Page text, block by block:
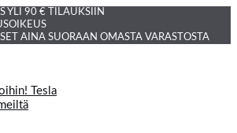
YLI 90 € TILAUKSIIN
AINA SUORAAN OMASTA VARASTOSTA